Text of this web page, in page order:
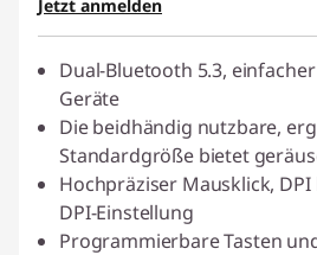
Jetzt anmelden
Dual-Bluetooth 5.3,
Geräte
Die beidhändig nutzbare,
Standardgröße bietet
Hochpräziser Mausklick,
DPI-Einstellung
Programmierbare Tasten